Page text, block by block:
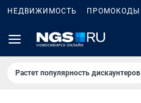
НЕДВИЖИМОСТЬ ПРОМОКОДЫ
Растет популярность дискаунтеров